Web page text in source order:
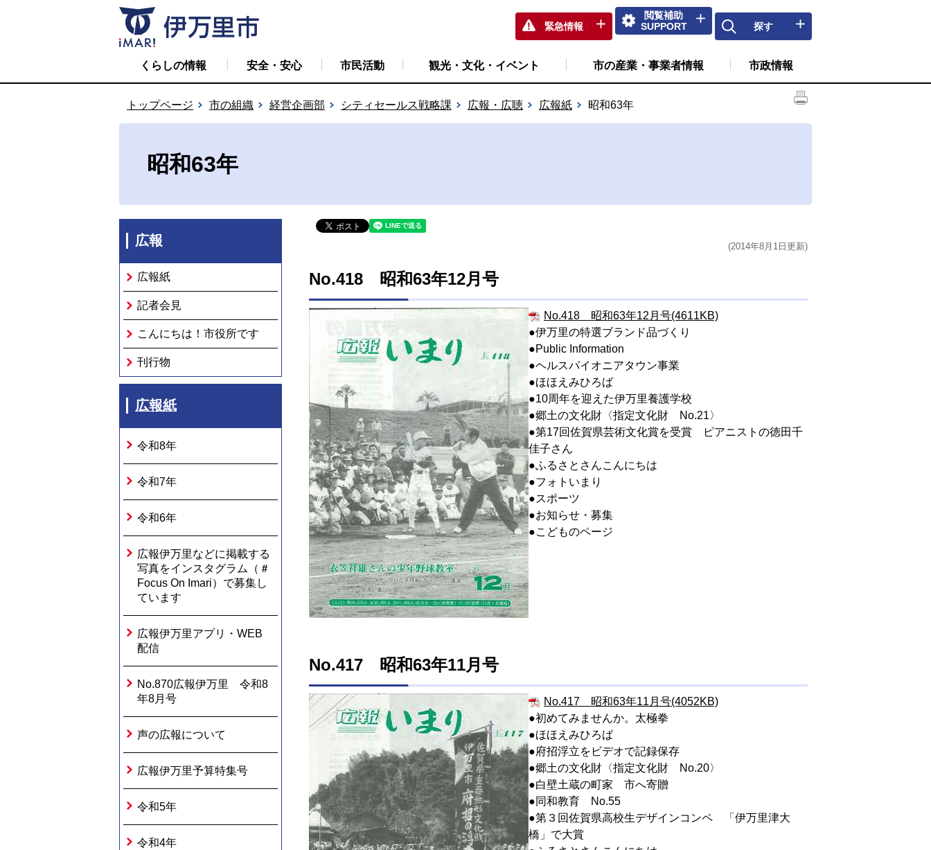
緊急情報
閲覧補助
SUPPORT
探す
くらしの情報 安全・安心 市民活動 観光・文化・イベント 市の産業・事業者情報 市政情報
トップページ 市の組織 経営企画部 シティセールス戦略課 広報・広聴 広報紙 昭和63年
昭和63年
広報
広報紙
記者会見
こんにちは！市役所です
刊行物
広報紙
令和8年
令和7年
令和6年
広報伊万里などに掲載する
写真をインスタグラム（＃
Focus On Imari）で募集し
ています
広報伊万里アプリ・WEB
配信
No.870広報伊万里 令和8
年8月号
声の広報について
広報伊万里予算特集号
令和5年
令和4年
(2014年8月1日更新)
No.418 昭和63年12月号
No.418 昭和63年12月号(4611KB)
●伊万里の特選ブランド品づくり
●Public Information
●ヘルスパイオニアタウン事業
●ほほえみひろば
●10周年を迎えた伊万里養護学校
●郷土の文化財〈指定文化財 No.21〉
●第17回佐賀県芸術文化賞を受賞 ピアニストの徳田千
佳子さん
●ふるさとさんこんにちは
●フォトいまり
●スポーツ
●お知らせ・募集
●こどものページ
No.417 昭和63年11月号
No.417 昭和63年11月号(4052KB)
●初めてみませんか。太極拳
●ほほえみひろば
●府招浮立をビデオで記録保存
●郷土の文化財〈指定文化財 No.20〉
●白壁土蔵の町家 市へ寄贈
●同和教育 No.55
●第３回佐賀県高校生デザインコンペ 「伊万里津大
橋」で大賞